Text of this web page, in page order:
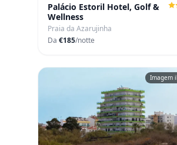
Palácio Estoril Hotel, Golf &
Wellness
Praia da Azarujinha
Da €185/notte
Imagem